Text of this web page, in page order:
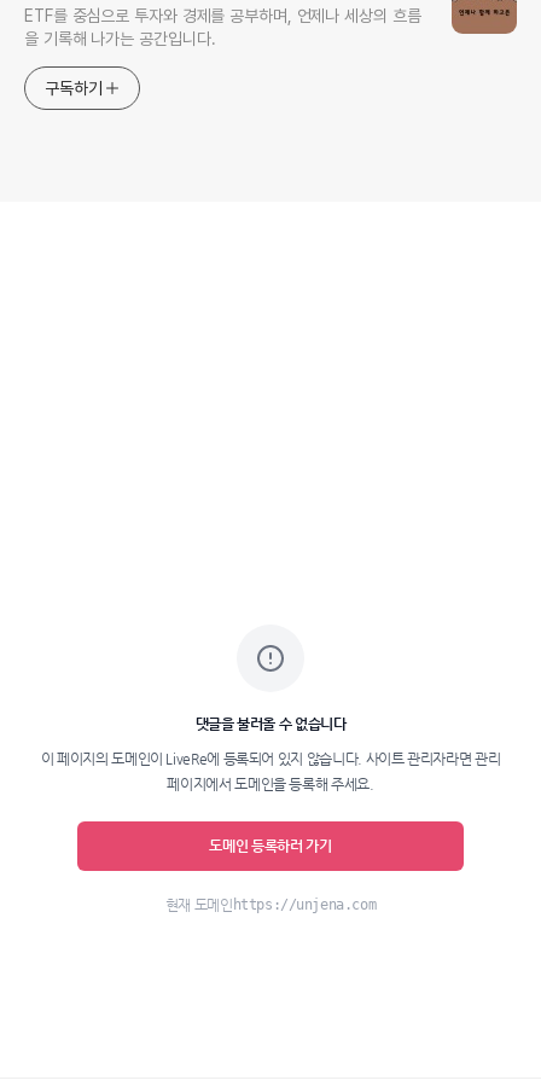
ETF를 중심으로 투자와 경제를 공부하며, 언제나 세상의 흐름
을 기록해 나가는 공간입니다.
구독하기